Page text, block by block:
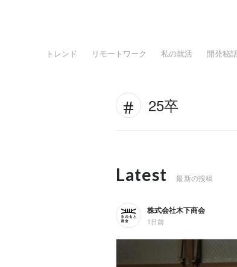
トレンド リモートワーク 私の就活 開発秘話
25卒
Latest 最新の投稿
株式会社木下商会
1日前